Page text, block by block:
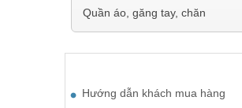
Quần áo, găng tay, chăn
Hướng dẫn khách mua hàng